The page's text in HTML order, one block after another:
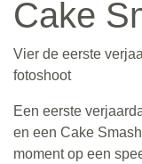
Cake
Vier de eerste
fotoshoot
Een eerste
en een Cake
moment op een